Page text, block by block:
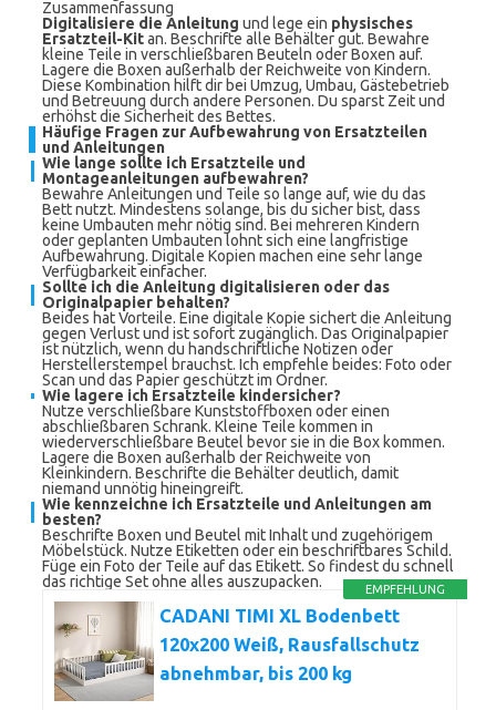
Zusammenfassung
Digitalisiere die Anleitung und lege ein physisches
Ersatzteil-Kitan. Beschrifte alle Behälter gut. Bewahre
kleine Teile in verschließbaren Beuteln oder Boxen auf.
Lagere die Boxen außerhalb der Reichweite von Kindern.
Diese Kombination hilft dir bei Umzug, Umbau, Gästebetrieb
und Betreuung durch andere Personen. Du sparst Zeit und
erhöhst die Sicherheit des Bettes.
Häufige Fragen zur Aufbewahrung von Ersatzteilen
und Anleitungen
Wie lange sollte ich Ersatzteile und
Montageanleitungen aufbewahren?
Bewahre Anleitungen und Teile so lange auf, wie du das
Bett nutzt. Mindestens solange, bis du sicher bist, dass
keine Umbauten mehr nötig sind. Bei mehreren Kindern
oder geplanten Umbauten lohnt sich eine langfristige
Aufbewahrung. Digitale Kopien machen eine sehr lange
Verfügbarkeit einfacher.
Sollte ich die Anleitung digitalisieren oder das
Originalpapier behalten?
Beides hat Vorteile. Eine digitale Kopie sichert die Anleitung
gegen Verlust und ist sofort zugänglich. Das Originalpapier
ist nützlich, wenn du handschriftliche Notizen oder
Herstellerstempel brauchst. Ich empfehle beides: Foto oder
Scan und das Papier geschützt im Ordner.
Wie lagere ich Ersatzteile kindersicher?
Nutze verschließbare Kunststoffboxen oder einen
abschließbaren Schrank. Kleine Teile kommen in
wiederverschließbare Beutel bevor sie in die Box kommen.
Lagere die Boxen außerhalb der Reichweite von
Kleinkindern. Beschrifte die Behälter deutlich, damit
niemand unnötig hineingreift.
Wie kennzeichne ich Ersatzteile und Anleitungen am
besten?
Beschrifte Boxen und Beutel mit Inhalt und zugehörigem
Möbelstück. Nutze Etiketten oder ein beschriftbares Schild.
Füge ein Foto der Teile auf das Etikett. So findest du schnell
das richtige Set ohne alles auszupacken.
EMPFEHLUNG
CADANI TIMI XL Bodenbett
120x200 Weiß, Rausfallschutz
abnehmbar, bis 200 kg